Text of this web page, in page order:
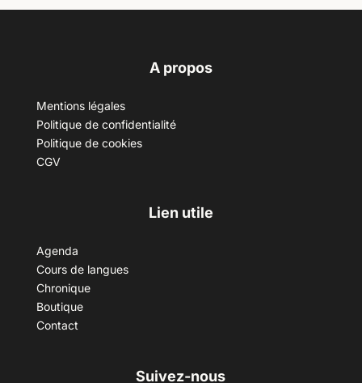
A propos
Mentions légales
Politique de confidentialité
Politique de cookies
CGV
Lien utile
Agenda
Cours de langues
Chronique
Boutique
Contact
Suivez-nous